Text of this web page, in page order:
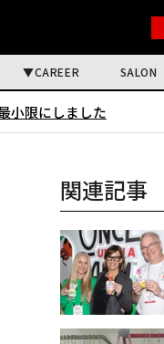
CAREER SALON
小限にしました
関連記事